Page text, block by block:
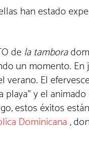
han estado
dela tambora
un momento. En
verano. El
playa” y el
estos éxitos
Dominicana ,